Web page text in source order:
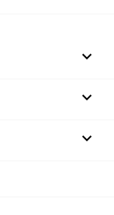


